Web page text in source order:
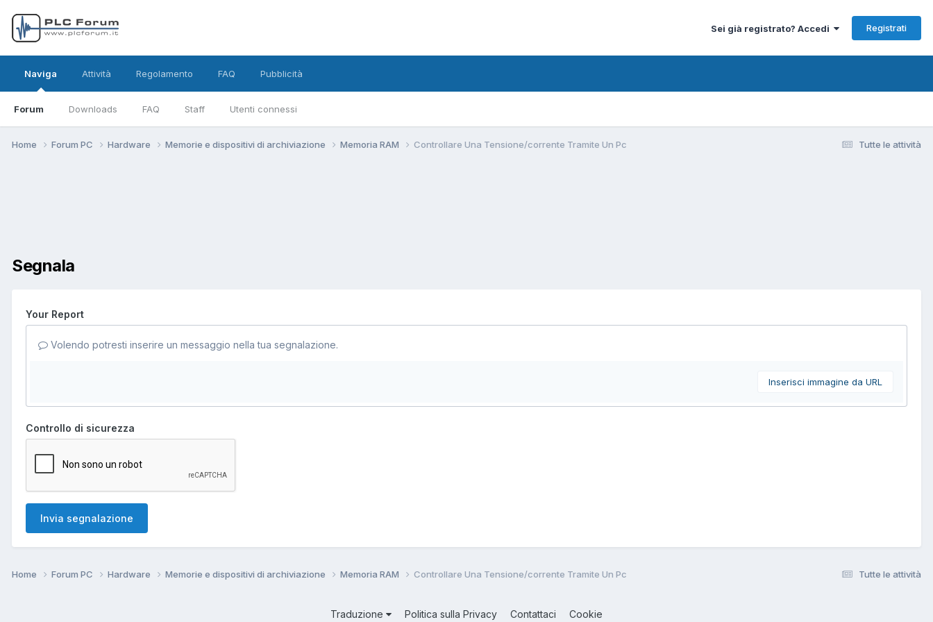
Sei già registrato? Accedi Registrati
Naviga
Forum Downloads FAQ Staff Utenti connessi
Attività Regolamento FAQ Pubblicità
Tutte le attività
Home Forum PC Hardware Memorie e dispositivi di archiviazione Memoria RAM Controllare Una Tensione/corrente Tramite Un Pc
Segnala
Your Report
Volendo potresti inserire un messaggio nella tua segnalazione.
Inserisci immagine da URL
Controllo di sicurezza
Invia segnalazione
Tutte le attività
Home Forum PC Hardware Memorie e dispositivi di archiviazione Memoria RAM Controllare Una Tensione/corrente Tramite Un Pc
Traduzione Politica sulla Privacy Contattaci Cookie